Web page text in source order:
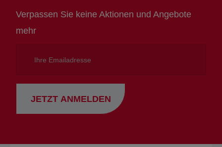
Verpassen Sie keine Aktionen und Angebote
mehr
Emailadresse
JETZT ANMELDEN